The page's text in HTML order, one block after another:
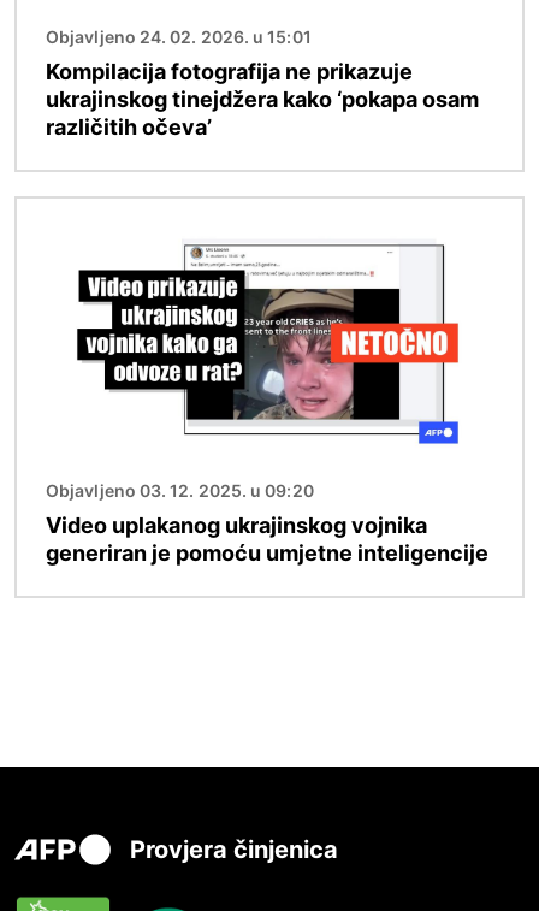
Objavljeno 24. 02. 2026. u 15:01
Kompilacija fotografija ne prikazuje
ukrajinskog tinejdžera kako ‘pokapa osam
različitih očeva’
Objavljeno 03. 12. 2025. u 09:20
Video uplakanog ukrajinskog vojnika
generiran je pomoću umjetne inteligencije
Provjera činjenica